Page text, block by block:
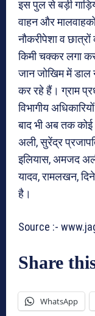
इस पुल से बड़ी
वाहन और
नौकरीपेशा व
किमी चक्कर लगा
जान जोखिम में डाल
कर रहे हैं। ग्राम
विभागीय
बाद भी अब तक कोई
अली, सुरेंद्र
इलियास, अमजद
यादव, रामलखन,
है।
Source :-
Share
WhatsApp